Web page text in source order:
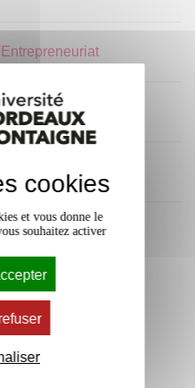
et Sexuelles
cookies
et vous donne le
souhaitez activer